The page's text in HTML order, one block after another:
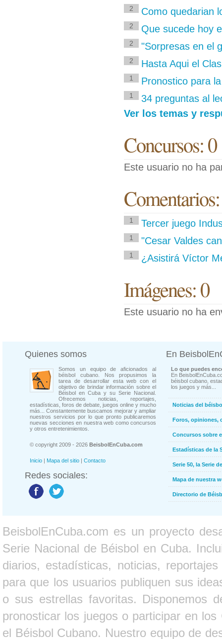
2 Como quedarian
2 Que sucede hoy
2 "Sorpresas en el
2 Hasta Aqui el
1 Pronostico para
1
34 preguntas al
Ver los temas y
Concursos: 0
Este usuario no ha
1 Tercer juego
1 "Cesar Valdes
1 ¿Asistirá Víctor
Imágenes: 0
Este usuario no ha
Quienes somos
Somos un equipo de aficionados al
béisbol cubano. Nos propusimos la
tarea de desarrollar esta web con el
objetivo de brindar información sobre el
Béisbol en Cuba y su Serie Nacional.
Ofrecemos noticias, reportajes,
estadísticas, foros de debate, juegos online y mucho
más... Constantemente buscamos mejorar y ampliar
nuestros servicios por lo que pronto publicaremos
nuevas secciones en nuestra web como concursos
y otros entretenimientos.
© copyright 2009 - 2026 BeisbolEnCuba.com
Inicio | Mapa del sitio | Contacto
Redes sociales:
En
Lo que puedes
En
béisbol cubano,
los juegos y más...
Noticias del
Foros, opiniones,
Concursos sobre
Estadísticas de la
Serie 50, la Serie
Mapa de nuestra
Directorio de
BeisbolEnCuba.com es un proyecto
Serie Nacional de Béisbol en Cuba.
diarios, estadísticas, noticias,
para que los usuarios publiquen sus
o sus estrellas favoritas. Disponemos
pronosticar los juegos o participar en
el Béisbol Cubano. Nuestro equipo de